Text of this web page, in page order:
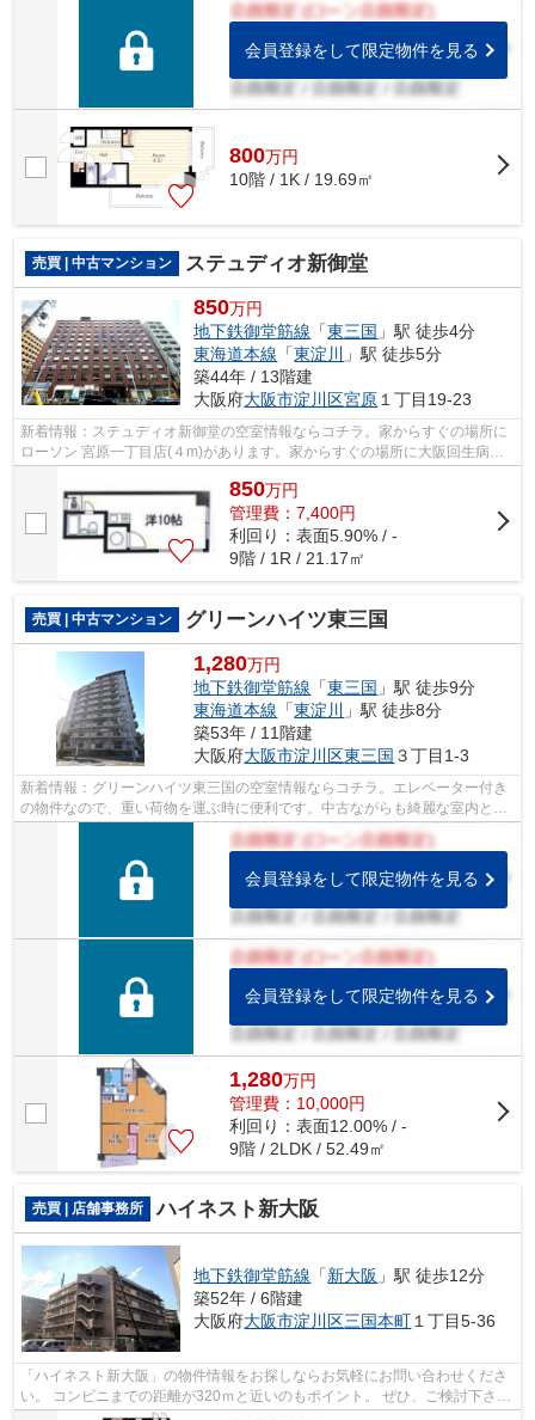
会員登録をして限定物件を見る
800万円
10階 / 1K / 19.69㎡
売買 | 中古マンション ステュディオ新御堂
850万円
地下鉄御堂筋線 「東三国 」駅 徒歩4分
東海道本線 「東淀川
」駅 徒歩5分
築44年 / 13階建
大阪府大阪市淀川区宮原 １丁目19-23
新着情報：ステュディオ新御堂の空室情報ならコチラ。家からすぐの場所に
ローソン 宮原一丁目店(４m)があります。家からすぐの場所に大阪回生病院
(302m)があり、病気や怪我の時でも安...
850万円
管理費：7,400円
利回り：表面5.90% / -
9階 / 1R / 21.17㎡
売買 | 中古マンション グリーンハイツ東三国
1,280万円
地下鉄御堂筋線 「東三国 」駅 徒歩9分
東海道本線 「東淀川 」駅 徒歩8分
築53年 / 11階建
大阪府大阪市淀川区東三国 ３丁目1-3
新着情報：グリーンハイツ東三国の空室情報ならコチラ。エレベーター付き
の物件なので、重い荷物を運ぶ時に便利です。中古ながらも綺麗な室内と魅
力的な住環境のマンションです。徒歩9...
会員登録をして限定物件を見る
会員登録をして限定物件を見る
1,280万円
管理費：10,000円
利回り：表面12.00% / -
9階 / 2LDK / 52.49㎡
売買 | 店舗事務所 ハイネスト新大阪
地下鉄御堂筋線 「新大阪 」駅 徒歩12分
築52年 / 6階建
大阪府大阪市淀川区三国本町 １丁目5-36
「ハイネスト新大阪」の物件情報をお探しならお気軽にお問い合わせくださ
い。 コンビニまでの距離が320ｍと近いのもポイント。 ぜひ、ご検討下さ